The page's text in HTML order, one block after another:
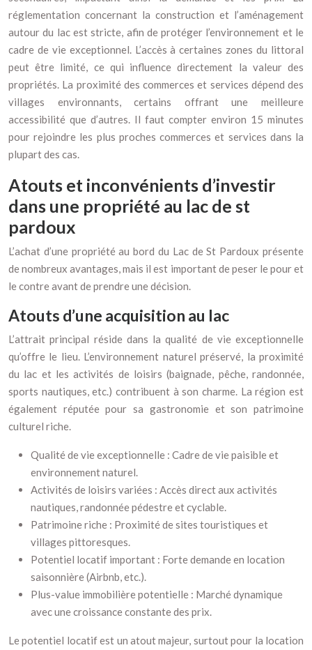
réglementation concernant la construction et l’aménagement
autour du lac est stricte, afin de protéger l’environnement et le
cadre de vie exceptionnel. L’accès à certaines zones du littoral
peut être limité, ce qui influence directement la valeur des
propriétés. La proximité des commerces et services dépend des
villages environnants, certains offrant une meilleure
accessibilité que d’autres. Il faut compter environ 15 minutes
pour rejoindre les plus proches commerces et services dans la
plupart des cas.
Atouts et inconvénients d’investir
dans une propriété au lac de st
pardoux
L’achat d’une propriété au bord du Lac de St Pardoux présente
de nombreux avantages, mais il est important de peser le pour et
le contre avant de prendre une décision.
Atouts d’une acquisition au lac
L’attrait principal réside dans la qualité de vie exceptionnelle
qu’offre le lieu. L’environnement naturel préservé, la proximité
du lac et les activités de loisirs (baignade, pêche, randonnée,
sports nautiques, etc.) contribuent à son charme. La région est
également réputée pour sa gastronomie et son patrimoine
culturel riche.
Qualité de vie exceptionnelle : Cadre de vie paisible et
environnement naturel.
Activités de loisirs variées : Accès direct aux activités
nautiques, randonnée pédestre et cyclable.
Patrimoine riche : Proximité de sites touristiques et
villages pittoresques.
Potentiel locatif important : Forte demande en location
saisonnière (Airbnb, etc.).
Plus-value immobilière potentielle : Marché dynamique
avec une croissance constante des prix.
Le potentiel locatif est un atout majeur, surtout pour la location